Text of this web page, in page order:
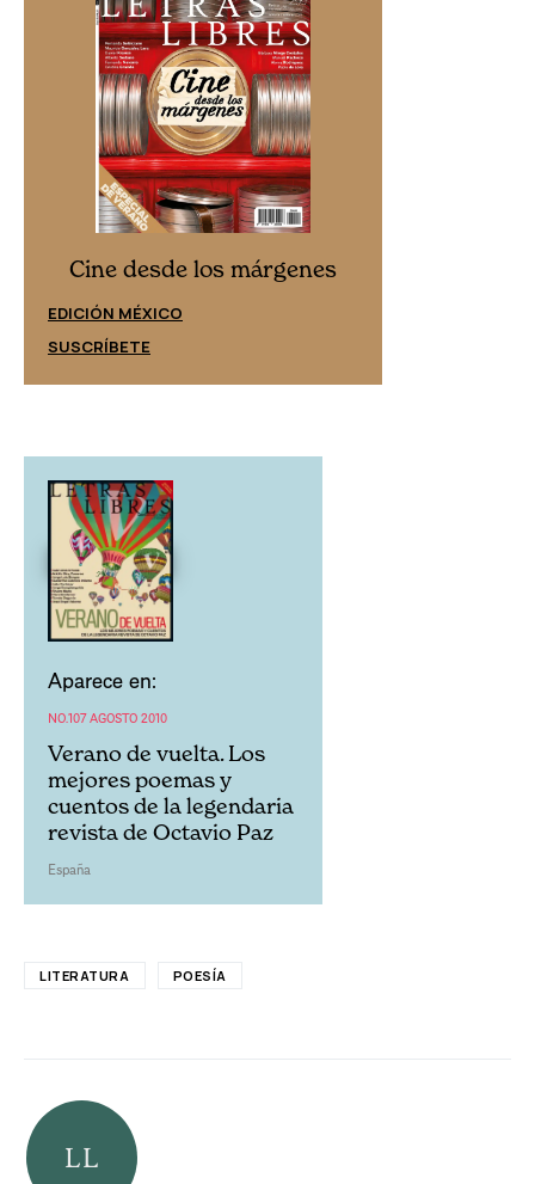
Cine desde los márgenes
EDICIÓN MÉXICO
SUSCRÍBETE
Aparece en:
NO.107 AGOSTO 2010
Verano de vuelta. Los
mejores poemas y
cuentos de la legendaria
revista de Octavio Paz
España
LITERATURA POESÍA